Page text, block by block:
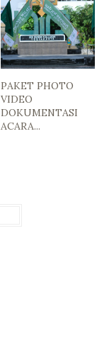
PAKET PHOTO
VIDEO
DOKUMENTASI
ACARA...